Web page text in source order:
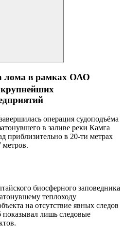
лома в рамках ОАО
операция судоподъёма
в заливе реки Камга
приблизительно в 20-ти метрах
метров.
биосферного заповедника
теплоходу
на отсутствие явных следов
лишь следовые